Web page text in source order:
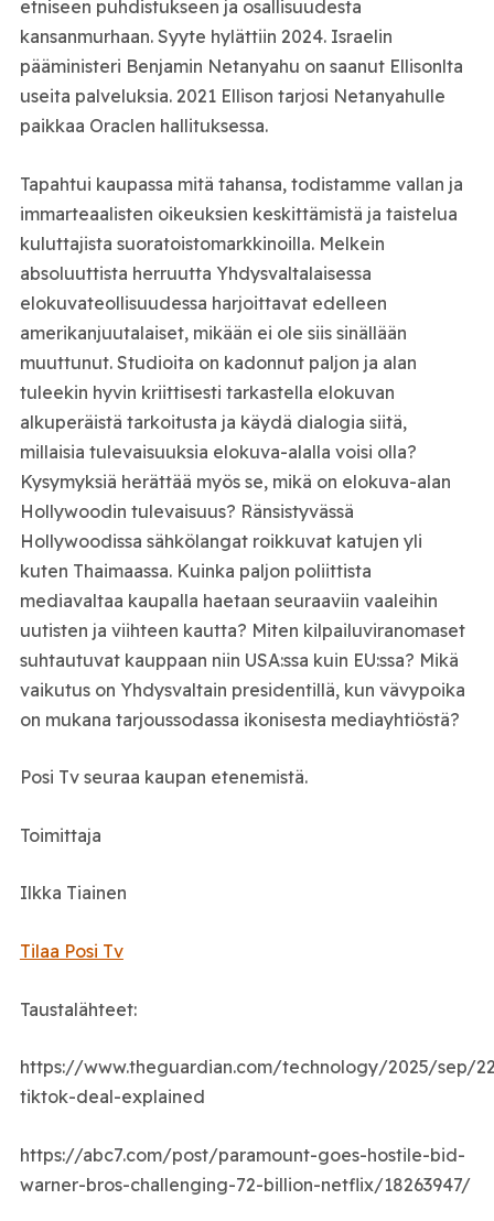
etniseen puhdistukseen ja osallisuudesta
kansanmurhaan. Syyte hylättiin 2024. Israelin
pääministeri Benjamin Netanyahu on saanut Ellisonlta
useita palveluksia. 2021 Ellison tarjosi Netanyahulle
paikkaa Oraclen hallituksessa.
Tapahtui kaupassa mitä tahansa, todistamme vallan ja
immarteaalisten oikeuksien keskittämistä ja taistelua
kuluttajista suoratoistomarkkinoilla. Melkein
absoluuttista herruutta Yhdysvaltalaisessa
elokuvateollisuudessa harjoittavat edelleen
amerikanjuutalaiset, mikään ei ole siis sinällään
muuttunut. Studioita on kadonnut paljon ja alan
tuleekin hyvin kriittisesti tarkastella elokuvan
alkuperäistä tarkoitusta ja käydä dialogia siitä,
millaisia tulevaisuuksia elokuva-alalla voisi olla?
Kysymyksiä herättää myös se, mikä on elokuva-alan
Hollywoodin tulevaisuus? Ränsistyvässä
Hollywoodissa sähkölangat roikkuvat katujen yli
kuten Thaimaassa. Kuinka paljon poliittista
mediavaltaa kaupalla haetaan seuraaviin vaaleihin
uutisten ja viihteen kautta? Miten kilpailuviranomaset
suhtautuvat kauppaan niin USA:ssa kuin EU:ssa? Mikä
vaikutus on Yhdysvaltain presidentillä, kun vävypoika
on mukana tarjoussodassa ikonisesta mediayhtiöstä?
Posi Tv seuraa kaupan etenemistä.
Toimittaja
Ilkka Tiainen
Tilaa Posi Tv
Taustalähteet:
https://www.theguardian.com/technology/2025/sep/
tiktok-deal-explained
https://abc7.com/post/paramount-goes-hostile-bid-
warner-bros-challenging-72-billion-netflix/18263947/